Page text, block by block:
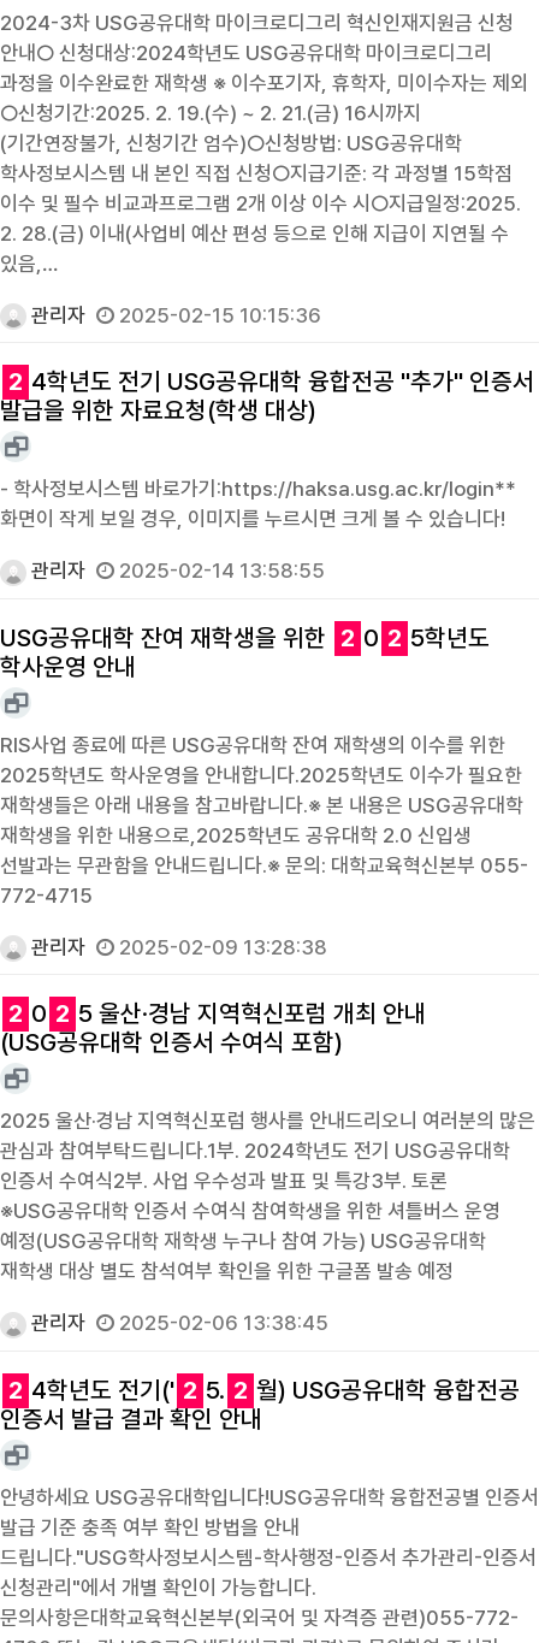
2024-3차 USG공유대학 마이크로디그리 혁신인재지원금 신청
안내○ 신청대상:2024학년도 USG공유대학 마이크로디그리
과정을 이수완료한 재학생 ※ 이수포기자, 휴학자, 미이수자는 제외
○신청기간:2025. 2. 19.(수) ~ 2. 21.(금) 16시까지
(기간연장불가, 신청기간 엄수)○신청방법: USG공유대학
학사정보시스템 내 본인 직접 신청○지급기준: 각 과정별 15학점
이수 및 필수 비교과프로그램 2개 이상 이수 시○지급일정:2025.
2. 28.(금) 이내(사업비 예산 편성 등으로 인해 지급이 지연될 수
있음,…
관리자 2025-02-15 10:15:36
2 4학년도 전기 USG공유대학 융합전공 "추가" 인증서
발급을 위한 자료요청(학생 대상)
- 학사정보시스템 바로가기:https://haksa.usg.ac.kr/login**
화면이 작게 보일 경우, 이미지를 누르시면 크게 볼 수 있습니다!
관리자 2025-02-14 13:58:55
USG공유대학 잔여 재학생을 위한 2 0 2 5학년도
학사운영 안내
RIS사업 종료에 따른 USG공유대학 잔여 재학생의 이수를 위한
2025학년도 학사운영을 안내합니다.2025학년도 이수가 필요한
재학생들은 아래 내용을 참고바랍니다.※ 본 내용은 USG공유대학
재학생을 위한 내용으로,2025학년도 공유대학 2.0 신입생
선발과는 무관함을 안내드립니다.※ 문의: 대학교육혁신본부 055-
772-4715
관리자 2025-02-09 13:28:38
2 0 2 5 울산·경남 지역혁신포럼 개최 안내
(USG공유대학 인증서 수여식 포함)
2025 울산·경남 지역혁신포럼 행사를 안내드리오니 여러분의 많은
관심과 참여부탁드립니다.1부. 2024학년도 전기 USG공유대학
인증서 수여식2부. 사업 우수성과 발표 및 특강3부. 토론
※USG공유대학 인증서 수여식 참여학생을 위한 셔틀버스 운영
예정(USG공유대학 재학생 누구나 참여 가능) USG공유대학
재학생 대상 별도 참석여부 확인을 위한 구글폼 발송 예정
관리자 2025-02-06 13:38:45
2 4학년도 전기(' 2 5. 2 월) USG공유대학 융합전공
인증서 발급 결과 확인 안내
안녕하세요 USG공유대학입니다!USG공유대학 융합전공별 인증서
발급 기준 충족 여부 확인 방법을 안내
드립니다."USG학사정보시스템-학사행정-인증서 추가관리-인증서
신청관리"에서 개별 확인이 가능합니다.
문의사항은대학교육혁신본부(외국어 및 자격증 관련)055-772-